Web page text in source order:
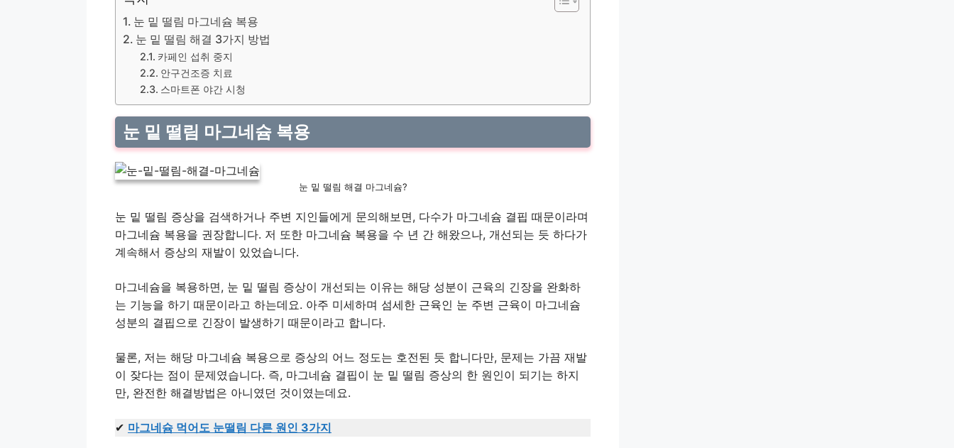
눈 밑 떨림 마그네슘 복용
눈 밑 떨림 해결 3가지 방법
카페인 섭취 중지
안구건조증 치료
스마트폰 야간 시청
눈 밑 떨림 마그네슘 복용
눈 밑 떨림 해결 마그네슘?
눈 밑 떨림 증상을 검색하거나 주변 지인들에게 문의해보면, 다수가 마그네슘 결핍 때문이라며
마그네슘 복용을 권장합니다. 저 또한 마그네슘 복용을 수 년 간 해왔으나, 개선되는 듯 하다가
계속해서 증상의 재발이 있었습니다.
마그네슘을 복용하면, 눈 밑 떨림 증상이 개선되는 이유는 해당 성분이 근육의 긴장을 완화하
는 기능을 하기 때문이라고 하는데요. 아주 미세하며 섬세한 근육인 눈 주변 근육이 마그네슘
성분의 결핍으로 긴장이 발생하기 때문이라고 합니다.
물론, 저는 해당 마그네슘 복용으로 증상의 어느 정도는 호전된 듯 합니다만, 문제는 가끔 재발
이 잦다는 점이 문제였습니다. 즉, 마그네슘 결핍이 눈 밑 떨림 증상의 한 원인이 되기는 하지
만, 완전한 해결방법은 아니였던 것이였는데요.
✔ 마그네슘 먹어도 눈떨림 다른 원인 3가지